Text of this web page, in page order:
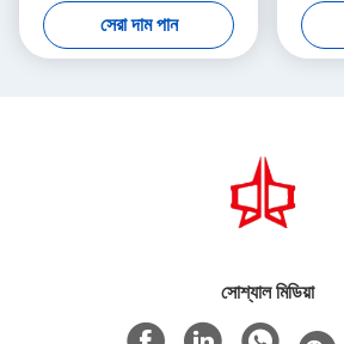
সেরা দাম পান
সোশ্যাল মিডিয়া